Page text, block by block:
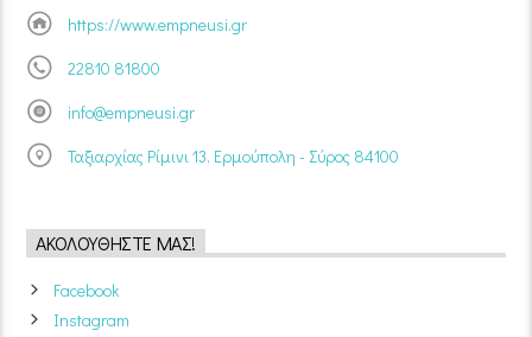
https://www.empneusi.gr
22810 81800
info@empneusi.gr
Ταξιαρχίας Ρίμινι 13, Ερμούπολη - Σύρος 84100
ΑΚΟΛΟΥΘΉΣΤΕ ΜΑΣ!
Facebook
Instagram